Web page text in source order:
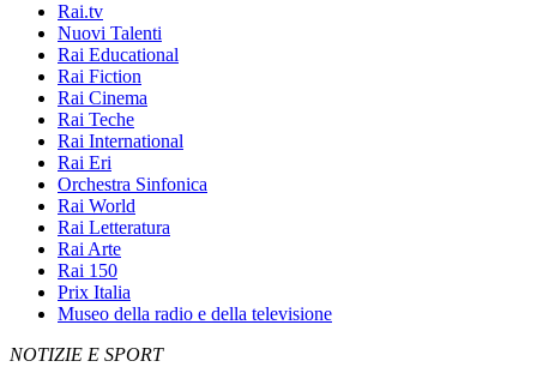
Rai.tv
Nuovi Talenti
Rai Educational
Rai Fiction
Rai Cinema
Rai Teche
Rai International
Rai Eri
Orchestra Sinfonica
Rai World
Rai Letteratura
Rai Arte
Rai 150
Prix Italia
Museo della radio e della televisione
NOTIZIE E SPORT